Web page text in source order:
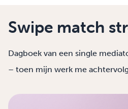
Swipe match
Dagboek van een single
– toen mijn werk me